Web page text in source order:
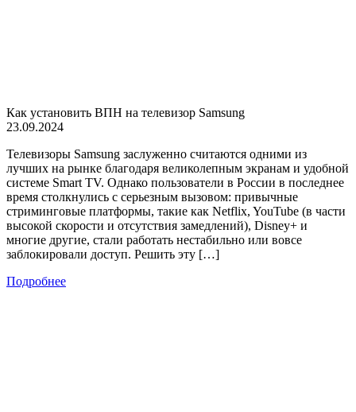
Как установить ВПН на телевизор Samsung
23.09.2024
Телевизоры Samsung заслуженно считаются одними из
лучших на рынке благодаря великолепным экранам и удобной
системе Smart TV. Однако пользователи в России в последнее
время столкнулись с серьезным вызовом: привычные
стриминговые платформы, такие как Netflix, YouTube (в части
высокой скорости и отсутствия замедлений), Disney+ и
многие другие, стали работать нестабильно или вовсе
заблокировали доступ. Решить эту […]
Подробнее